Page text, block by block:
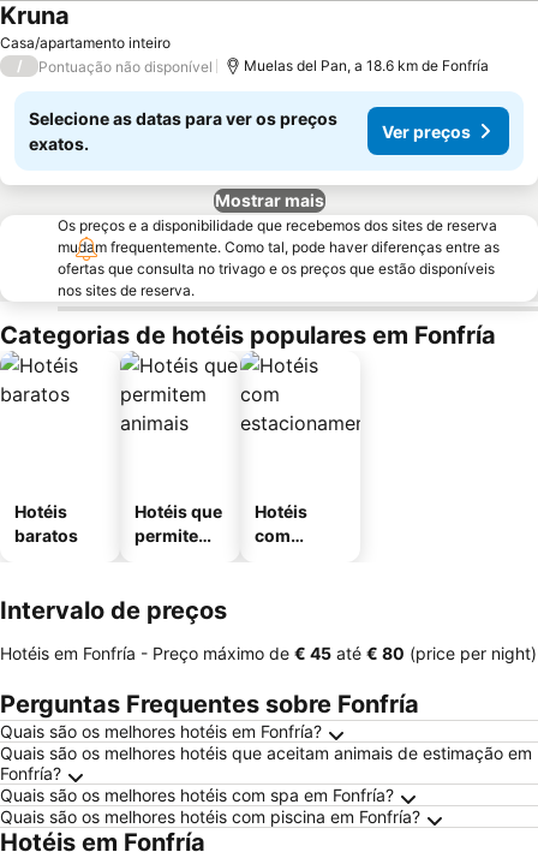
Casa/apartamento inteiro
Kruna
/ Pontuação não disponível Muelas del Pan, a 18.6 km de Fonfría
Selecione as datas para ver os preços
exatos.
Ver preços
Mostrar mais
Os preços e a disponibilidade que recebemos dos sites de reserva
mudam frequentemente. Como tal, pode haver diferenças entre as
ofertas que consulta no trivago e os preços que estão disponíveis
nos sites de reserva.
Categorias de hotéis populares em Fonfría
Hotéis
baratos
Hotéis que
permitem
Hotéis
com
Intervalo de preços
Hotéis em Fonfría - Preço máximo de ‎€ 45 até ‎€ 80 (price per night)
Perguntas Frequentes sobre Fonfría
Quais são os melhores hotéis em Fonfría?
Quais são os melhores hotéis que aceitam animais de estimação em
Fonfría?
Quais são os melhores hotéis com spa em Fonfría?
Quais são os melhores hotéis com piscina em Fonfría?
Hotéis em Fonfría